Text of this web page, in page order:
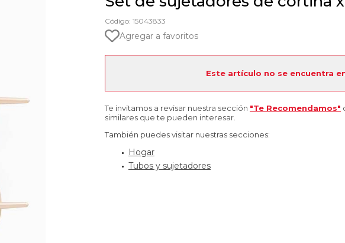
Código: 15043833
Agregar a favoritos
Este artículo no se encuentra
Te invitamos a revisar nuestra sección "Te Recomendamos"
similares que te pueden interesar.
También puedes visitar nuestras secciones:
Hogar
Tubos y sujetadores